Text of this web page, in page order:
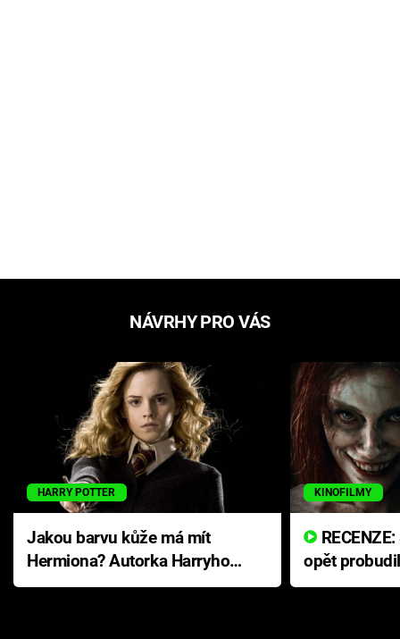
NÁVRHY PRO VÁS
HARRY POTTER
Jakou barvu kůže má mít
Hermiona? Autorka Harryho
Pottera přišla s ráznou
KINOFILMY
opět
přichází s